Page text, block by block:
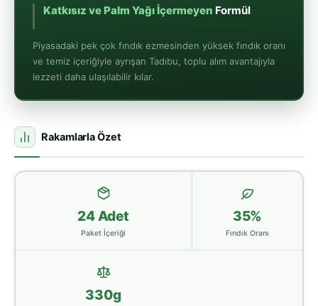
Katkısız ve Palm
Piyasadaki pek çok fındık ezmesinden yüksek fındık oranı
ve temiz içeriğiyle ayrışan Tadıbu, toplu alım avantajıyla
lezzeti daha ulaşılabilir kılar.
Rakamlarla Özet
24 Adet
Paket İçeriği
35%
Fındık Oranı
330g